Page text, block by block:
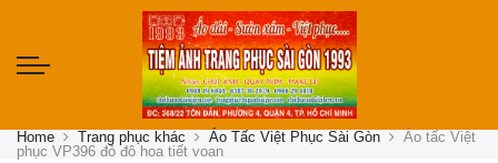
Home Trang phục khác Áo Tấc Việt Phục Sài Gòn
Áo tấc Việt
phục VP396 đỏ đô hoa tiết voan